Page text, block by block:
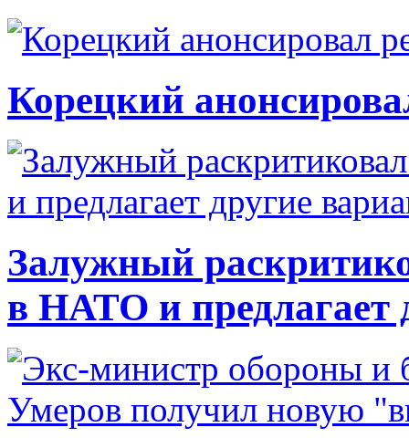
Корецкий
Залужный
в НАТО и предлагает